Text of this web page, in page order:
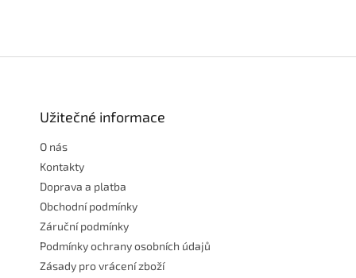
Užitečné informace
O nás
Kontakty
Doprava a platba
Obchodní podmínky
Záruční podmínky
Podmínky ochrany osobních údajů
Zásady pro vrácení zboží